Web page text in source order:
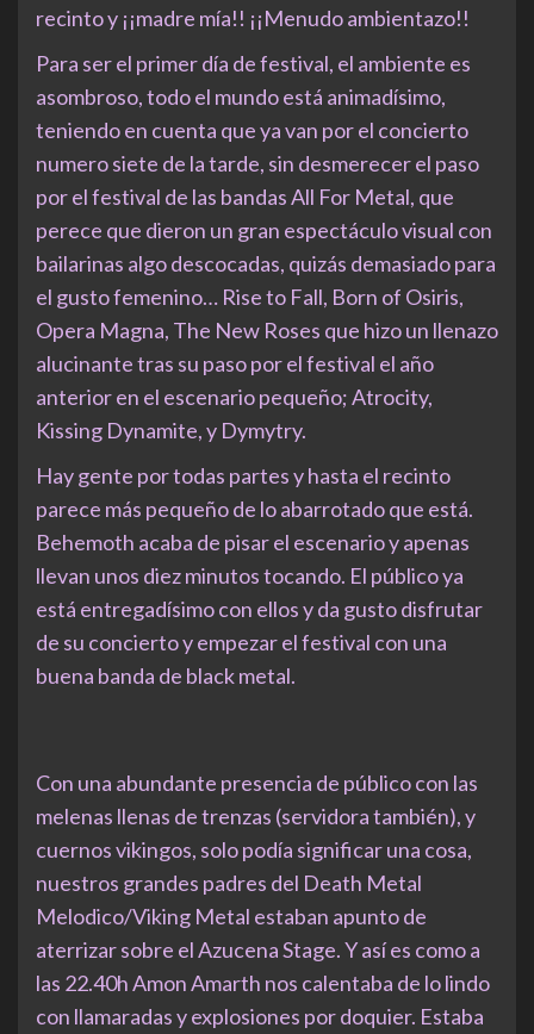
recinto y ¡¡madre mía!! ¡¡Menudo ambientazo!!
Para ser el primer día de festival, el ambiente es
asombroso, todo el mundo está animadísimo,
teniendo en cuenta que ya van por el concierto
numero siete de la tarde, sin desmerecer el paso
por el festival de las bandas All For Metal, que
perece que dieron un gran espectáculo visual con
bailarinas algo descocadas, quizás demasiado para
el gusto femenino… Rise to Fall, Born of Osiris,
Opera Magna, The New Roses que hizo un llenazo
alucinante tras su paso por el festival el año
anterior en el escenario pequeño; Atrocity,
Kissing Dynamite, y Dymytry.
Hay gente por todas partes y hasta el recinto
parece más pequeño de lo abarrotado que está.
Behemoth acaba de pisar el escenario y apenas
llevan unos diez minutos tocando. El público ya
está entregadísimo con ellos y da gusto disfrutar
de su concierto y empezar el festival con una
buena banda de black metal.
Con una abundante presencia de público con las
melenas llenas de trenzas (servidora también), y
cuernos vikingos, solo podía significar una cosa,
nuestros grandes padres del Death Metal
Melodico/Viking Metal estaban apunto de
aterrizar sobre el Azucena Stage. Y así es como a
las 22.40h Amon Amarth nos calentaba de lo lindo
con llamaradas y explosiones por doquier. Estaba